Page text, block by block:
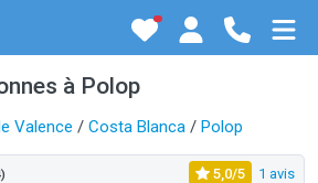
à Polop
Valence / Costa Blanca / Polop
5,0/5 1 avis